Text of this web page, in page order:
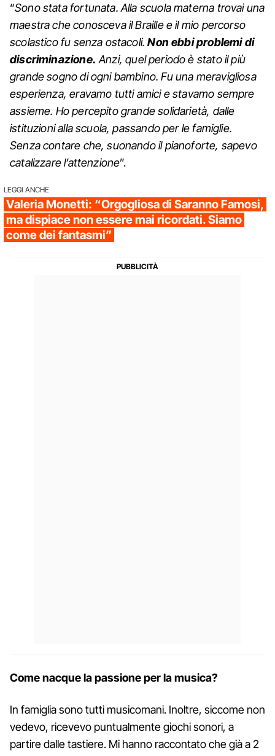
“Sono stata fortunata. Alla scuola materna trovai una
maestra che conosceva il Braille e il mio percorso
scolastico fu senza ostacoli.Non ebbi problemi di
discriminazione. Anzi, quel periodo è stato il più
grande sogno di ogni bambino. Fu una meravigliosa
esperienza, eravamo tutti amici e stavamo sempre
assieme. Ho percepito grande solidarietà, dalle
istituzioni alla scuola, passando per le famiglie.
Senza contare che, suonando il pianoforte, sapevo
catalizzare l’attenzione”.
LEGGI ANCHE
Valeria Monetti: “Orgogliosa di Saranno Famosi,
ma dispiace non essere mai ricordati. Siamo
come dei fantasmi”
Come nacque la passione per la musica?
In famiglia sono tutti musicomani. Inoltre, siccome non
vedevo, ricevevo puntualmente giochi sonori, a
partire dalle tastiere. Mi hanno raccontato che già a 2